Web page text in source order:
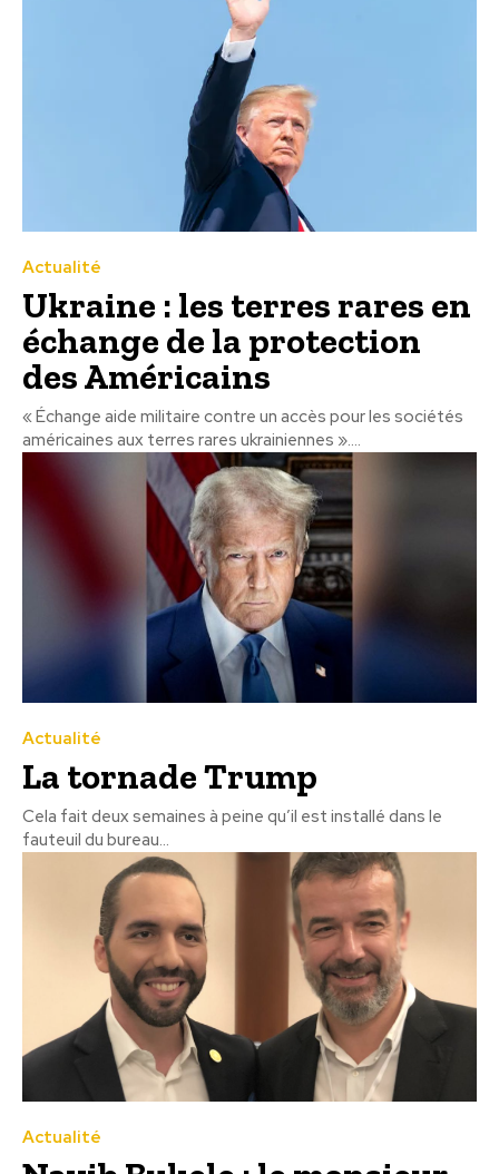
Actualité
Ukraine : les terres rares en
échange de la protection
des Américains
« Échange aide militaire contre un accès pour les sociétés
américaines aux terres rares ukrainiennes »....
Actualité
La tornade Trump
Cela fait deux semaines à peine qu’il est installé dans le
fauteuil du bureau...
Actualité